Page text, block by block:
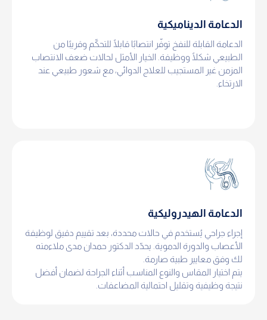
الدعامة الديناميكية
الدعامة القابلة للنفخ توفّر انتصابًا قابلًا للتحكّم وقريبًا من
الطبيعي شكلًا ووظيفة. الخيار الأمثل لحالات ضعف الانتصاب
المزمن غير المستجيب للعلاج الدوائي، مع شعور طبيعي عند
الارتخاء.
الدعامة الهيدروليكية
إجراء جراحي يُستخدم في حالات محددة، بعد تقييم دقيق لوظيفة
الأعصاب والدورة الدموية. يحدّد الدكتور حمدان مدى ملاءمته
لك وفق معايير طبية صارمة.
يتم اختيار المقاس والنوع المناسب أثناء الجراحة لضمان أفضل
نتيجة وظيفية وتقليل احتمالية المضاعفات.